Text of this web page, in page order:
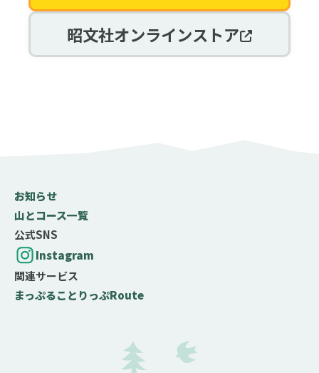
昭文社オンラインストア
お知らせ
山とコース一覧
公式SNS
Instagram
関連サービス
まっぷることりっぷRoute